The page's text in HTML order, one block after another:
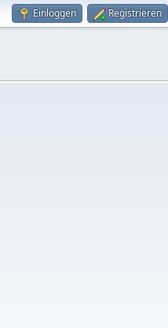
Einloggen Registrieren